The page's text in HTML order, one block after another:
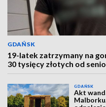
GDAŃSK
19-latek zatrzymany na
30 tysięcy złotych od
GDAŃSK
Akt